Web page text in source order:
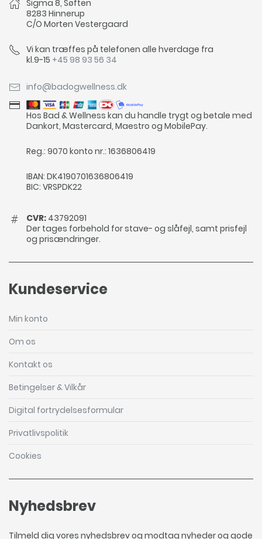
Sigma 8, Søften
8283 Hinnerup
C/O Morten Vestergaard
Vi kan træffes på telefonen alle hverdage fra
kl.9-15 +45 98 93 56 34
info@badogwellness.dk
Hos Bad & Wellness kan du handle trygt og betale med
Dankort, Mastercard, Maestro og MobilePay.
Reg.: 9070 konto nr.: 1636806419
IBAN: DK4190701636806419
BIC: VRSPDK22
CVR: 43792091
Der tages forbehold for stave- og slåfejl, samt prisfejl
og prisændringer.
Kundeservice
Min konto
Om os
Kontakt os
Betingelser & Vilkår
Digital fortrydelsesformular
Privatlivspolitik
Cookies
Nyhedsbrev
Tilmeld dig vores nyhedsbrev og modtag nyheder og gode